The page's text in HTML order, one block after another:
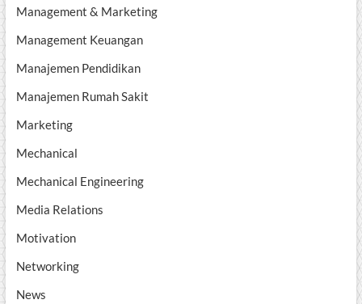
Management & Marketing
Management Keuangan
Manajemen Pendidikan
Manajemen Rumah Sakit
Marketing
Mechanical
Mechanical Engineering
Media Relations
Motivation
Networking
News